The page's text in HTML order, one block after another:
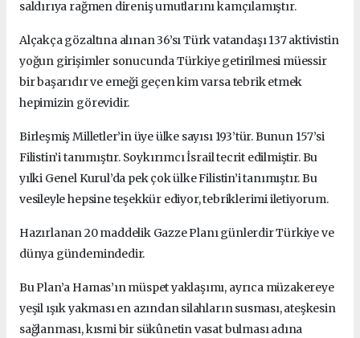
saldırıya rağmen direniş umutlarını kamçılamıştır.
Alçakça gözaltına alınan 36’sı Türk vatandaşı 137 aktivistin
yoğun girişimler sonucunda Türkiye getirilmesi müessir
bir başarıdır ve emeği geçen kim varsa tebrik etmek
hepimizin görevidir.
Birleşmiş Milletler’in üye ülke sayısı 193’tür.Bunun 157’si
Filistin’i tanımıştır. Soykırımcı İsrail tecrit edilmiştir.Bu
yılki Genel Kurul’da pek çok ülke Filistin’i tanımıştır.Bu
vesileyle hepsine teşekkür ediyor, tebriklerimi iletiyorum.
Hazırlanan 20 maddelik Gazze Planı günlerdir Türkiye ve
dünya gündemindedir.
Bu Plan’a Hamas’ın müspet yaklaşımı, ayrıca müzakereye
yeşil ışık yakması en azından silahların susması, ateşkesin
sağlanması, kısmi bir sükûnetin vasat bulması adına